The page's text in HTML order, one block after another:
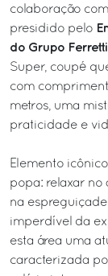
colaboração
presidido pelo
do Grupo Ferretti
Super, coupé
com
metros, uma
praticidade e
Elemento
popa: relaxar no
na
imperdível da
esta área uma
caracterizada